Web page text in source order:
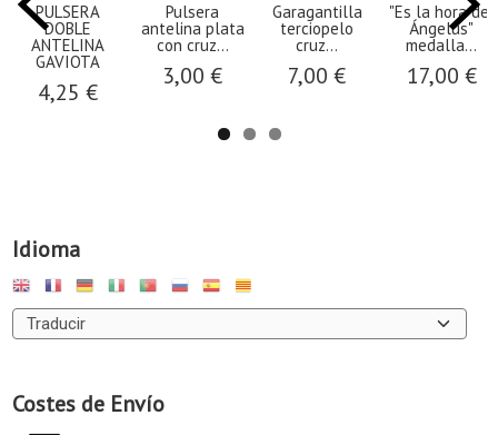
Idioma
Costes de Envío
PULSERA
DOBLE
ANTELINA
GAVIOTA
4,25 €
Pulsera
antelina plata
con cruz...
3,00 €
Garagantilla
terciopelo
cruz...
7,00 €
"Es la hora del
Ángelus"
medalla...
17,00 €